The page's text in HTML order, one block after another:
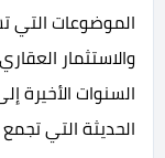
الموضوعات التي
والاستثمار
السنوات الأخيرة
الحديثة التي